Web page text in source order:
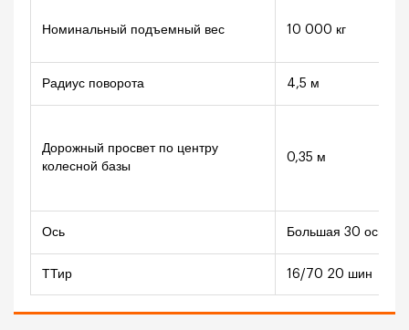
Номинальный подъемный вес 10 000 кг
Радиус поворота 4,5 м
Дорожный просвет по центру
колесной базы
0,35 м
Ось Большая 30 ось
ТТир 16/70 20 шин